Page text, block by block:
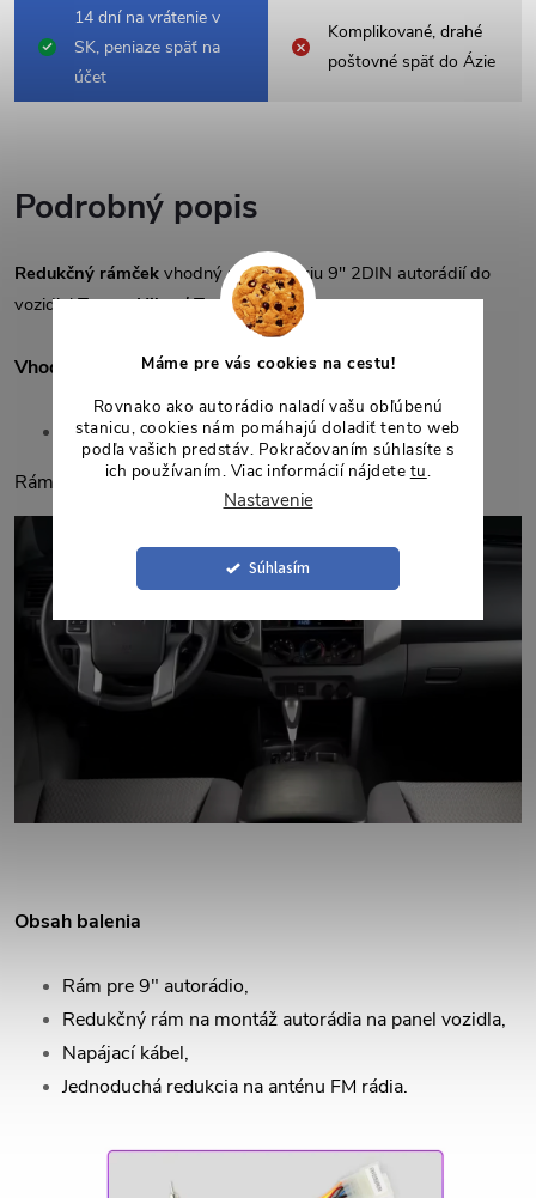
Máme pre vás cookies na cestu!
Rovnako ako autorádio naladí vašu obľúbenú
stanicu, cookies nám pomáhajú doladiť tento web
podľa vašich predstáv. Pokračovaním súhlasíte s
ich používaním. Viac informácií nájdete tu.
Nastavenie
Súhlasím
14 dní na vrátenie v
SK, peniaze späť na
účet
Komplikované, drahé
poštovné späť do Ázie
Podrobný popis
Redukčný rámček vhodný na inštaláciu 9" 2DIN autorádií do
vozidielToyota Hilux / Tacoma 2.
Vhodné pre vozidlá:
Toyota Hilux / Tacoma 2 (2005-2013)
Rámček je vhodnýna tietoprístrojové panely:
Obsah balenia
Rám pre 9" autorádio,
Redukčný rám na montáž autorádia na panel vozidla,
Napájací kábel,
Jednoduchá redukcia na anténu FM rádia.